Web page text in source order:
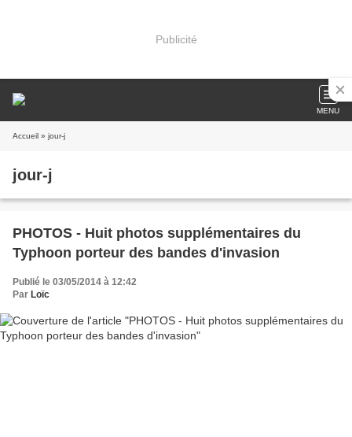
Publicité
MENU
Accueil » jour-j
jour-j
PHOTOS - Huit photos supplémentaires du
Typhoon porteur des bandes d'invasion
Publié le 03/05/2014 à 12:42
Par Loïc